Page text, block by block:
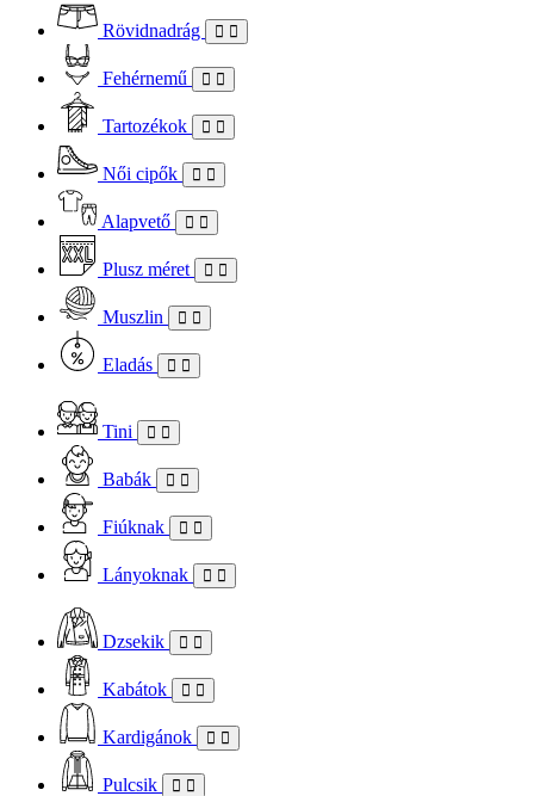
Rövidnadrág
Fehérnemű
Tartozékok
Női cipők
Alapvető
Plusz méret
Muszlin
Eladás
Tini
Babák
Fiúknak
Lányoknak
Dzsekik
Kabátok
Kardigánok
Pulcsik